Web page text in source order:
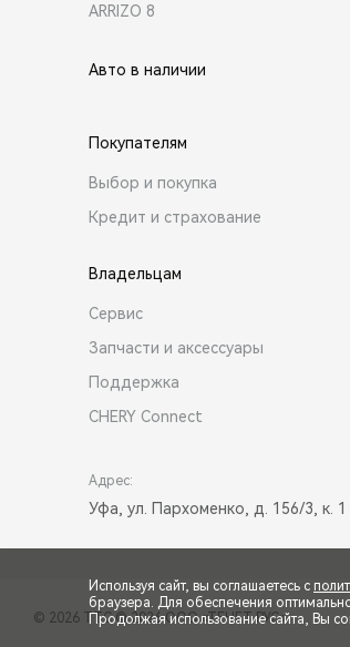
ARRIZO 8
Авто в наличии
Покупателям
Выбор и покупка
Кредит и страхование
Владельцам
Сервис
Запчасти и аксессуары
Поддержка
CHERY Connect
Адрес:
Уфа, ул. Пархоменко, д. 156/3, к. 1
© 2026 ТТС © 2026 ООО «ТЕНЕТ РУС»
Используя сайт, вы соглашаетесь с
браузера. Для обеспечения
Продолжая использование сайта, Вы